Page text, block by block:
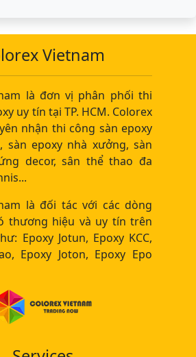
Làm Nên Tính Vượt Thời Gian
Polymer
phù hợp với mọi phong cách thiết
Vạch Thường dùng Cho Bãi